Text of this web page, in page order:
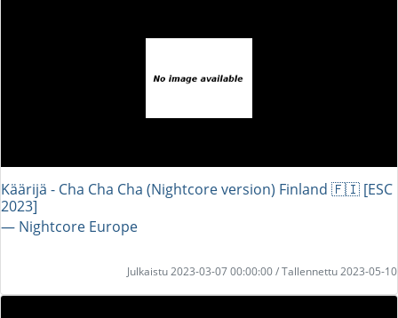
Käärijä - Cha Cha Cha (Nightcore version) Finland 🇫🇮 [ESC
2023]
― Nightcore Europe
Julkaistu 2023-03-07 00:00:00 / Tallennettu 2023-05-10